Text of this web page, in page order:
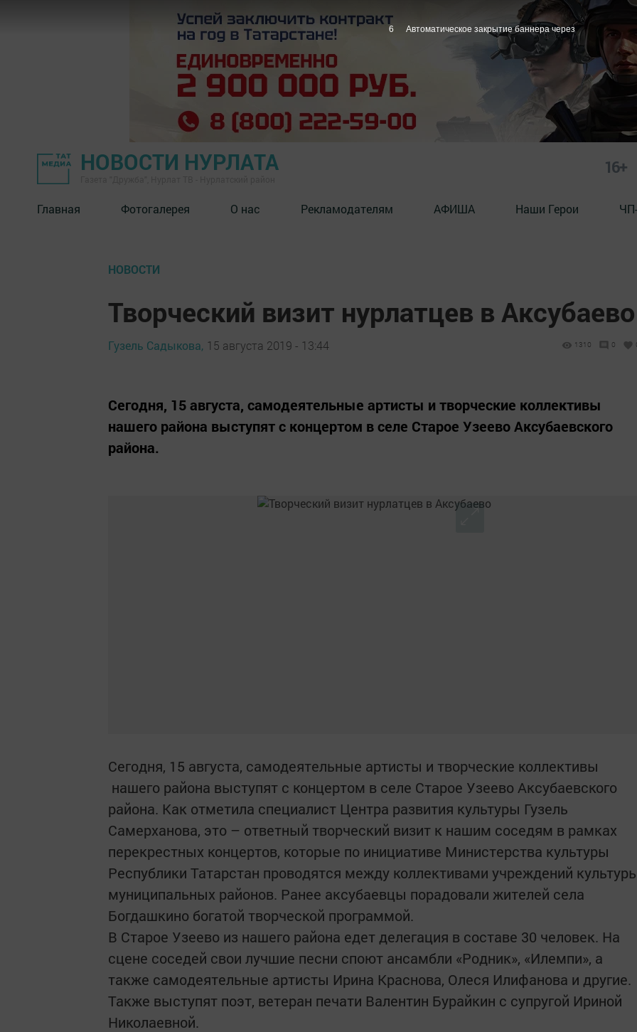
НОВОСТИ НУРЛАТА 16+
Главная Фотогалерея О нас Рекламодателям АФИША Наши Герои
НОВОСТИ
Творческий визит нурлатцев в Аксубаево
Гузель Садыкова, 15 августа 2019 - 13:44 1310 0
Сегодня, 15 августа, самодеятельные артисты и творческие коллективы
нашего района выступят с концертом в селе Старое Узеево Аксубаевского
района.
Сегодня, 15 августа, самодеятельные артисты и творческие коллективы
нашего района выступят с концертом в селе Старое Узеево Аксубаевского
района. Как отметила специалист Центра развития культуры Гузель
Самерханова, это – ответный творческий визит к нашим соседям в рамках
перекрестных концертов, которые по инициативе Министерства культуры
Республики Татарстан проводятся между коллективами учреждений
муниципальных районов. Ранее аксубаевцы порадовали жителей села
Богдашкино богатой творческой программой.
В Старое Узеево из нашего района едет делегация в составе 30 человек. На
сцене соседей свои лучшие песни споют ансамбли «Родник», «Илемпи», а
также самодеятельные артисты Ирина Краснова, Олеся Илифанова и другие.
Также выступят поэт, ветеран печати Валентин Бурайкин с супругой Ириной
Николаевной.
5 Автоматическое закрытие баннера через